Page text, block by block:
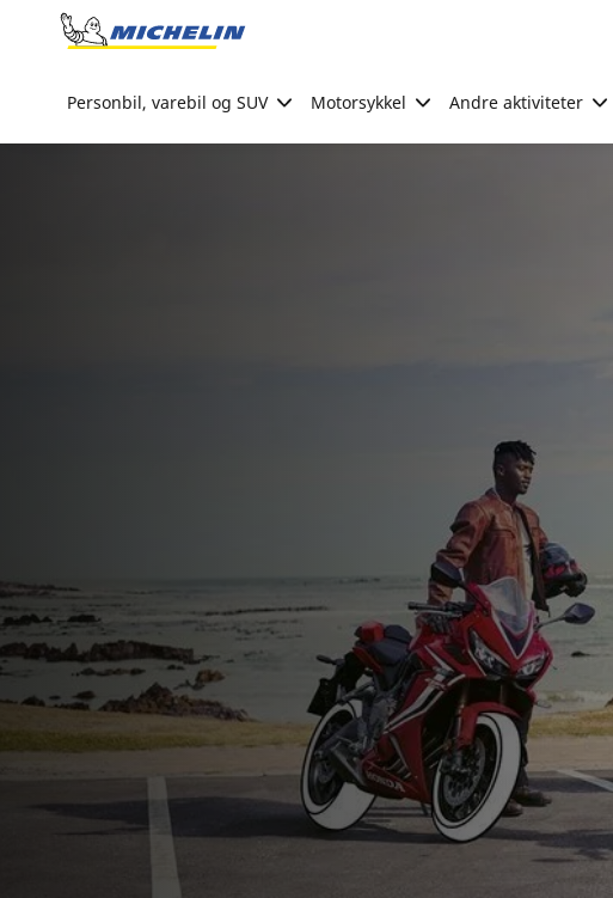
Go to page content
Personbil, varebil og SUV Motorsykkel Andre aktiviteter